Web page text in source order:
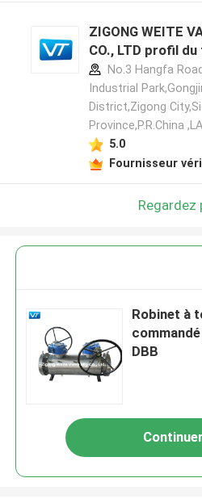
ZIGONG WEITE
CO., LTD profil
No.3 Hangfa
Industrial
District,Zigong
Province,P.R.China
5.0
Fournisseur
Regardez
Robinet à
DBB
Continuer